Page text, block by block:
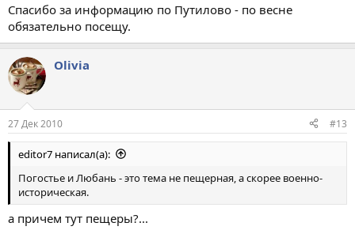
Спасибо за информацию по Путилово - по весне
обязательно посещу.
Olivia
27 Дек 2010 #13
editor7 написал(а):
Погостье и Любань - это тема не пещерная, а скорее военно-
историческая.
а причем тут пещеры?...